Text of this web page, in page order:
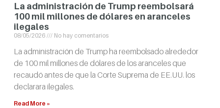
La administración de Trump reembolsará
100 mil millones de dólares en aranceles
ilegales
08/05/2026 No hay comentarios
La administración de Trump ha reembolsado alrededor
de 100 mil millones de dólares de los aranceles que
recaudó antes de que la Corte Suprema de EE.UU. los
declarara ilegales.
Read More »